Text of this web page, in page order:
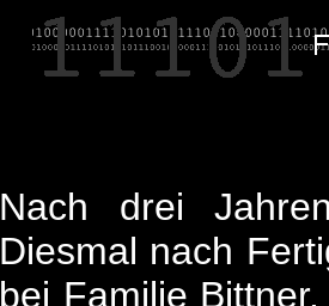
Nach drei
Diesmal nach
bei Familie